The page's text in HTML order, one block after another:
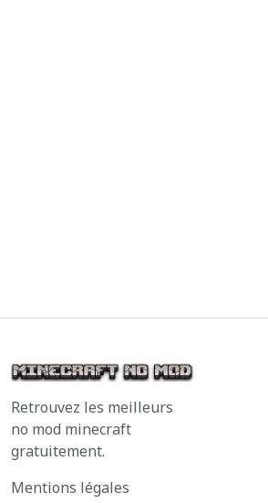
Retrouvez les meilleurs
no mod minecraft
gratuitement.
Mentions légales